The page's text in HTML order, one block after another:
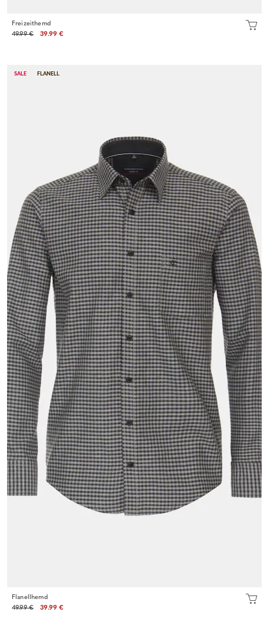
Freizeithemd
49.99 €
39.99 €
SALE FLANELL
Flanellhemd
49.99 €
39.99 €